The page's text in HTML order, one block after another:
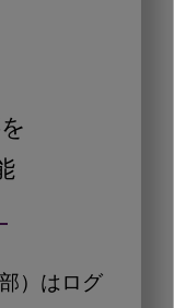
）はログ